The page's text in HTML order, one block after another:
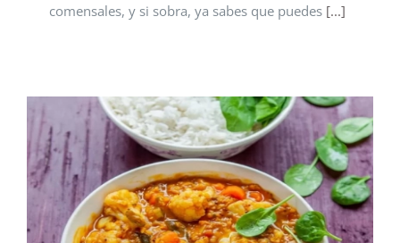
comensales, y si sobra, ya sabes que puedes [...]